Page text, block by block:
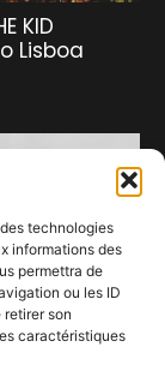
technologies
informations des
permettra de
ou les ID
retirer son
caractéristiques
KID
Lisboa
À LA